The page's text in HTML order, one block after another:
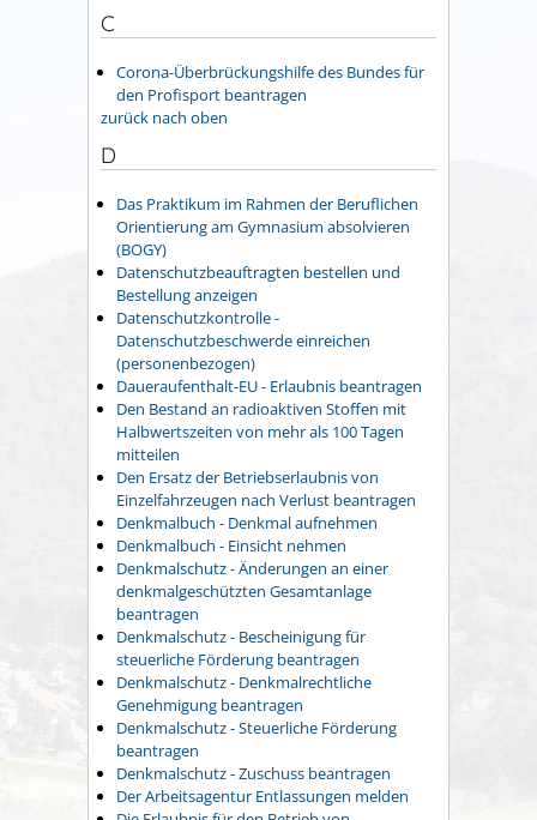
C
Corona-Überbrückungshilfe des Bundes für
den Profisport beantragen
zurück nach oben
D
Das Praktikum im Rahmen der Beruflichen
Orientierung am Gymnasium absolvieren
(BOGY)
Datenschutzbeauftragten bestellen und
Bestellung anzeigen
Datenschutzkontrolle -
Datenschutzbeschwerde einreichen
(personenbezogen)
Daueraufenthalt-EU - Erlaubnis beantragen
Den Bestand an radioaktiven Stoffen mit
Halbwertszeiten von mehr als 100 Tagen
mitteilen
Den Ersatz der Betriebserlaubnis von
Einzelfahrzeugen nach Verlust beantragen
Denkmalbuch - Denkmal aufnehmen
Denkmalbuch - Einsicht nehmen
Denkmalschutz - Änderungen an einer
denkmalgeschützten Gesamtanlage
beantragen
Denkmalschutz - Bescheinigung für
steuerliche Förderung beantragen
Denkmalschutz - Denkmalrechtliche
Genehmigung beantragen
Denkmalschutz - Steuerliche Förderung
beantragen
Denkmalschutz - Zuschuss beantragen
Der Arbeitsagentur Entlassungen melden